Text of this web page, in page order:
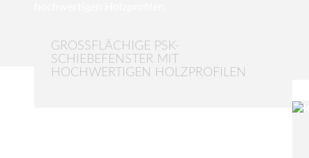
GROSSFLÄCHIGE PSK-S
CHIEBEFENSTER MIT H
OCHWERTIGEN HOLZPROFILEN